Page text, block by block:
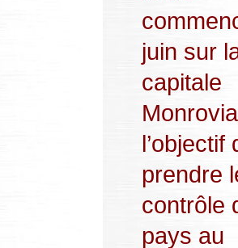
juin sur
capitale
l’objectif
prendre
contrôle
pays au